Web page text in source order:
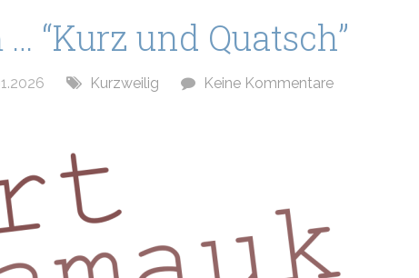
“Kurz und Quatsch”
Kurzweilig Keine Kommentare